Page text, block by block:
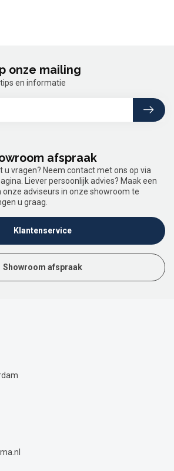
afspraak
u vragen? Neem contact met ons op via
Liever persoonlijk advies? Maak een
adviseurs in onze showroom te
u graag.
Klantenservice
Showroom afspraak
onze mailing
en informatie